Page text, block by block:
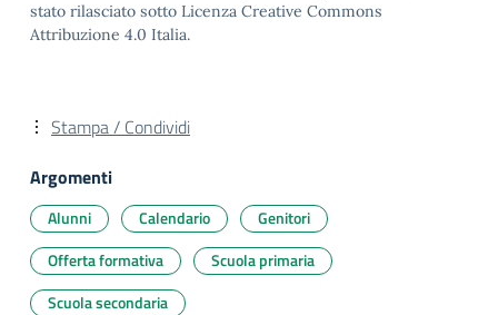
stato rilasciato sotto Licenza Creative Commons
Attribuzione 4.0 Italia.
Stampa / Condividi
Argomenti
Alunni Calendario
Genitori
Offerta formativa
Scuola primaria
Scuola secondaria